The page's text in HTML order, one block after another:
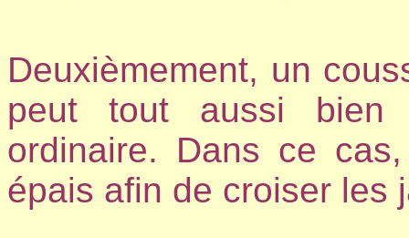
Deuxièmement, un
peut tout aussi bien
ordinaire. Dans ce
épais afin de croiser les